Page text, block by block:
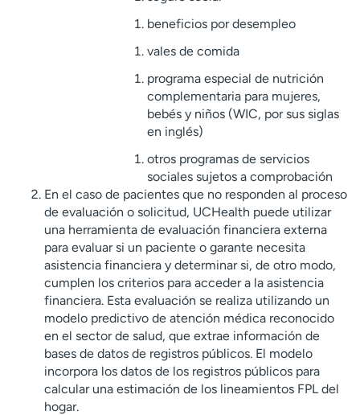
beneficios por desempleo
vales de comida
programa especial de nutrición
complementaria para mujeres,
bebés y niños (WIC, por sus siglas
en inglés)
otros programas de servicios
sociales sujetos a comprobación
En el caso de pacientes que no responden al proceso
de evaluación o solicitud, UCHealth puede utilizar
una herramienta de evaluación financiera externa
para evaluar si un paciente o garante necesita
asistencia financiera y determinar si, de otro modo,
cumplen los criterios para acceder a la asistencia
financiera. Esta evaluación se realiza utilizando un
modelo predictivo de atención médica reconocido
en el sector de salud, que extrae información de
bases de datos de registros públicos. El modelo
incorpora los datos de los registros públicos para
calcular una estimación de los lineamientos FPL del
hogar.